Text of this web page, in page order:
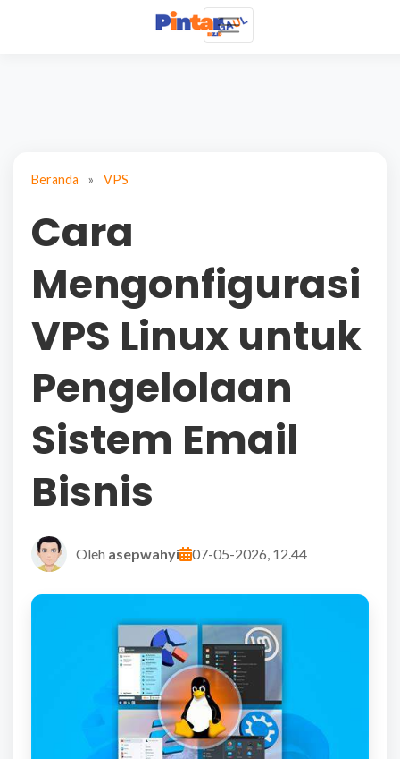
Beranda » VPS
Cara
Mengonfigurasi
VPS Linux untuk
Pengelolaan
Sistem Email
Bisnis
Oleh asepwahyi 07-05-2026, 12.44